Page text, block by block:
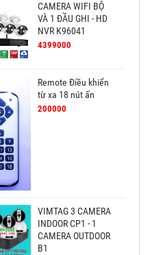
CAMERA WIFI BỘ
VÀ 1 ĐẦU GHI - HD
NVR K96041
4399000
Remote Điều khiển
từ xa 18 nút ấn
200000
VIMTAG 3 CAMERA
INDOOR CP1 - 1
CAMERA OUTDOOR
B1